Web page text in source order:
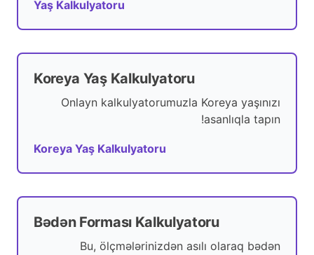
Yaş Kalkulyatoru
Koreya Yaş Kalkulyatoru
Onlayn kalkulyatorumuzla Koreya yaşınızı
asanlıqla tapın!
Koreya Yaş Kalkulyatoru
Bədən Forması Kalkulyatoru
Bu, ölçmələrinizdən asılı olaraq bədən